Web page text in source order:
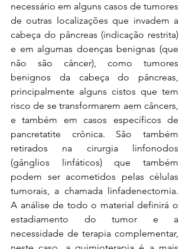
necessário em alguns casos de tumores
de outras localizações que invadem a
cabeça do pâncreas (indicação restrita)
e em algumas doenças benignas (que
não são câncer), como tumores
benignos da cabeça do pâncreas,
principalmente alguns cistos que tem
risco de se transformarem aem câncers,
e também em casos específicos de
pancretatite crônica. São também
retirados na cirurgia linfonodos
(gânglios linfáticos) que também
podem ser acometidos pelas células
tumorais, a chamada linfadenectomia.
A análise de todo o material definirá o
estadiamento do tumor e a
necessidade de terapia complementar,